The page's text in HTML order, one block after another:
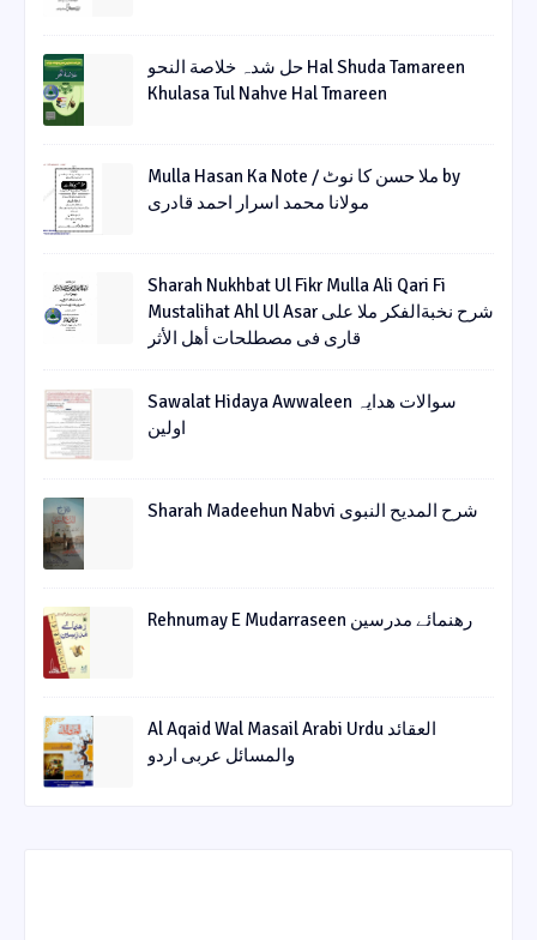
حل شدہ خلاصة النحو Hal Shuda Tamareen
Khulasa Tul Nahve Hal Tmareen
Mulla Hasan Ka Note / ملا حسن کا نوٹ by
مولانا محمد اسرار احمد قادری
Sharah Nukhbat Ul Fikr Mulla Ali Qari Fi
Mustalihat Ahl Ul Asar شرح نخبةالفکر ملا علی
قاری فی مصطلحات أھل الأثر
Sawalat Hidaya Awwaleen سوالات ھدایہ
اولین
Sharah Madeehun Nabvi شرح المدیح النبوی
Rehnumay E Mudarraseen رهنمائے مدرسین
Al Aqaid Wal Masail Arabi Urdu العقائد
والمسائل عربی اردو